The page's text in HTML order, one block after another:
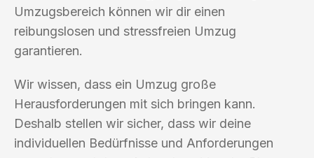
Umzugsbereich können wir dir einen
reibungslosen und stressfreien Umzug
garantieren.
Wir wissen, dass ein Umzug große
Herausforderungen mit sich bringen kann.
Deshalb stellen wir sicher, dass wir deine
individuellen Bedürfnisse und Anforderungen